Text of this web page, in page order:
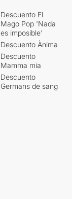
Descuento El
Mago Pop 'Nada
es imposible'
Descuento Ànima
Descuento
Mamma mia
Descuento
Germans de sang